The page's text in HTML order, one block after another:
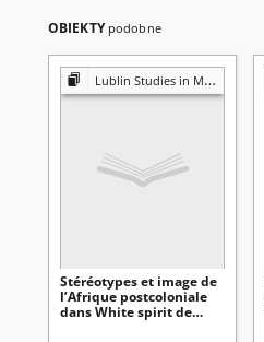
OBIEKTY podobne
Lublin Studies in Modern Languages and Literature
Stéréotypes et image de
l’Afrique postcoloniale
dans White spirit de